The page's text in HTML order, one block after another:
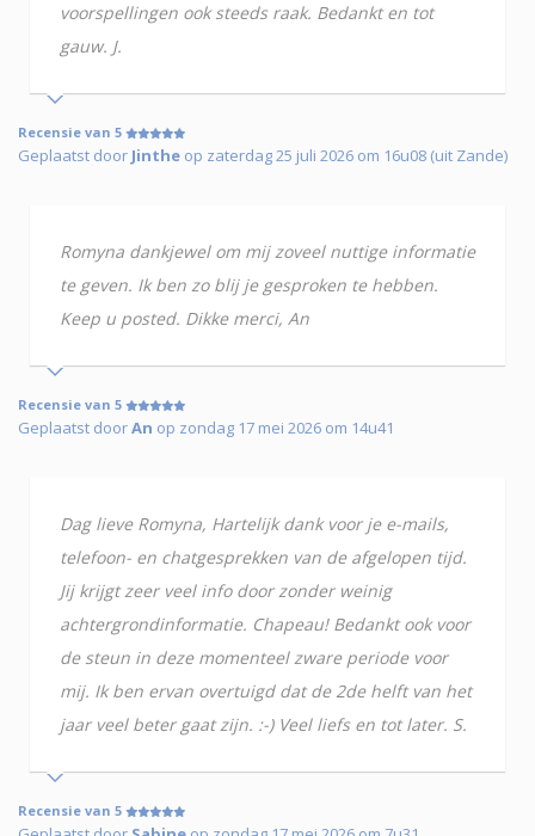
voorspellingen ook steeds raak. Bedankt en tot
gauw. J.
Recensie van 5
Geplaatst door Jinthe op zaterdag 25 juli 2026 om 16u08 (uit Zande)
Romyna dankjewel om mij zoveel nuttige informatie
te geven. Ik ben zo blij je gesproken te hebben.
Keep u posted. Dikke merci, An
Recensie van 5
Geplaatst doorAn op zondag 17 mei 2026 om 14u41
Dag lieve Romyna, Hartelijk dank voor je e-mails,
telefoon- en chatgesprekken van de afgelopen tijd.
Jij krijgt zeer veel info door zonder weinig
achtergrondinformatie. Chapeau! Bedankt ook voor
de steun in deze momenteel zware periode voor
mij. Ik ben ervan overtuigd dat de 2de helft van het
jaar veel beter gaat zijn. :-) Veel liefs en tot later. S.
Recensie van 5